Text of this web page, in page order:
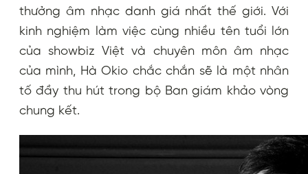
thưởng âm nhạc danh giá nhất thế giới. Với
kinh nghiệm làm việc cùng nhiều tên tuổi lớn
của showbiz Việt và chuyên môn âm nhạc
của mình, Hà Okio chắc chắn sẽ là một nhân
tố đầy thu hút trong bộ Ban giám khảo vòng
chung kết.